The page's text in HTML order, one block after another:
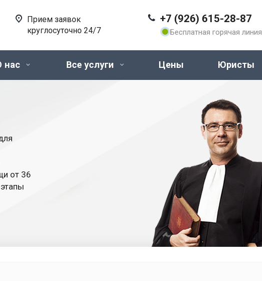
+7 (926) 615-28-87
Бесплатная горячая линия
Прием заявок
круглосуточно 24/7
нас Все услуги Цены Юристы
от 36